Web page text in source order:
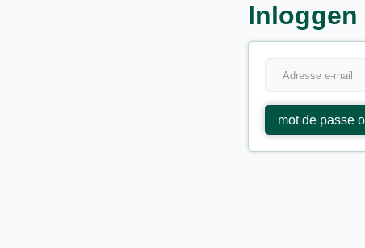
Inloggen
mot de passe